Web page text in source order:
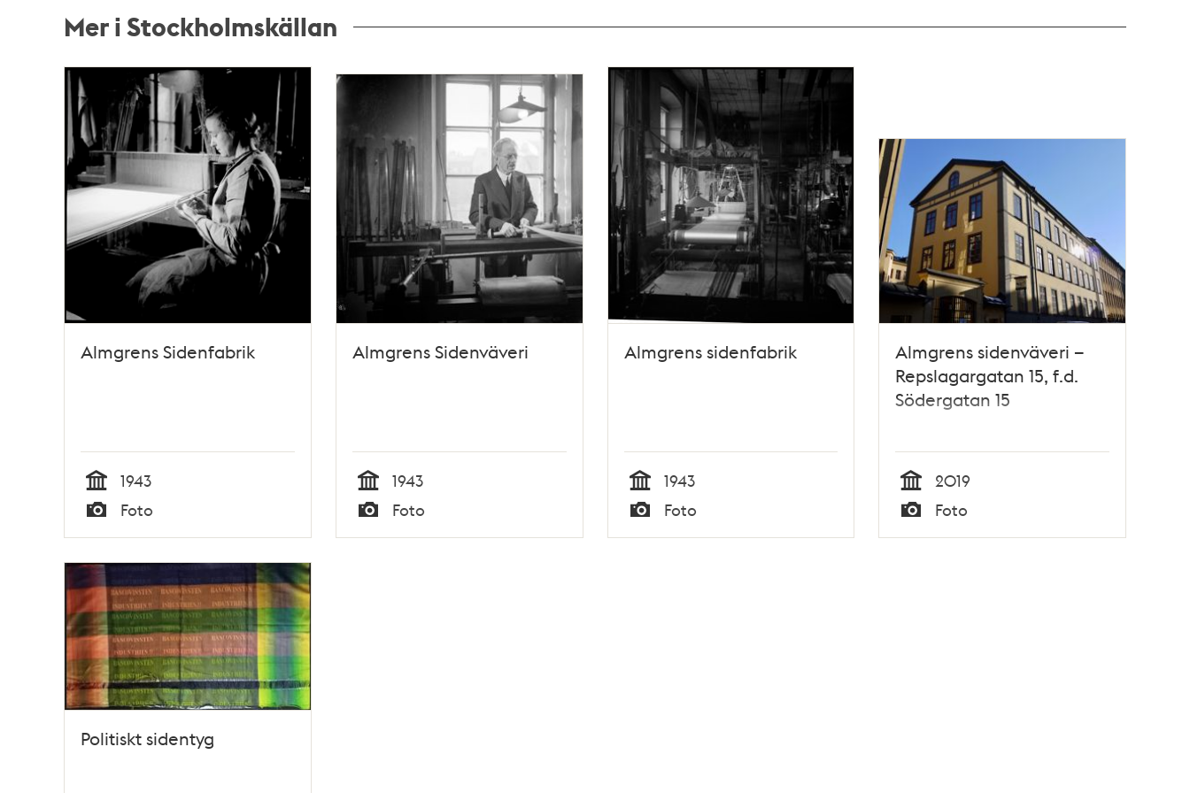
Mer i Stockholmskällan
Relaterade
poster
och
teman
Almgrens Sidenfabrik
Tid
1943
Typ
Foto
Almgrens Sidenväveri
Tid
1943
Typ
Foto
Almgrens sidenfabrik
Tid
1943
Typ
Foto
Almgrens sidenväveri –
Repslagargatan 15, f.d.
Södergatan 15
Tid
2019
Typ
Foto
Politiskt sidentyg